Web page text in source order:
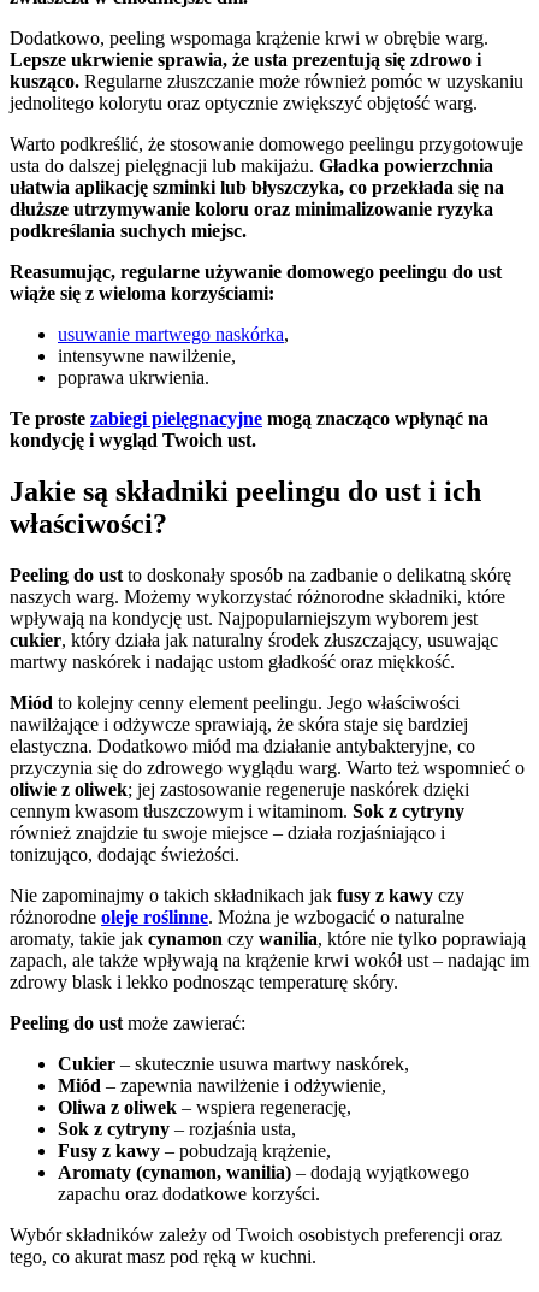
Dodatkowo, peeling wspomaga krążenie krwi w obrębie warg.
Lepsze ukrwienie sprawia, że usta prezentują się zdrowo i
kusząco. Regularne złuszczanie może również pomóc w uzyskaniu
jednolitego kolorytu oraz optycznie zwiększyć objętość warg.
Warto podkreślić, że stosowanie domowego peelingu przygotowuje
usta do dalszej pielęgnacji lub makijażu. Gładka powierzchnia
ułatwia aplikację szminki lub błyszczyka, co przekłada się na
dłuższe utrzymywanie koloru oraz minimalizowanie ryzyka
podkreślania suchych miejsc.
Reasumując, regularne używanie domowego peelingu do ust
wiąże się z wieloma korzyściami:
usuwanie martwego naskórka,
intensywne nawilżenie,
poprawa ukrwienia.
Te proste zabiegi pielęgnacyjne mogą znacząco wpłynąć na
kondycję i wygląd Twoich ust.
Jakie są składniki peelingu do ust i ich
właściwości?
Peeling do ust to doskonały sposób na zadbanie o delikatną skórę
naszych warg. Możemy wykorzystać różnorodne składniki, które
wpływają na kondycję ust. Najpopularniejszym wyborem jest
cukier, który działa jak naturalny środek złuszczający, usuwając
martwy naskórek i nadając ustom gładkość oraz miękkość.
Miód to kolejny cenny element peelingu. Jego właściwości
nawilżające i odżywcze sprawiają, że skóra staje się bardziej
elastyczna. Dodatkowo miód ma działanie antybakteryjne, co
przyczynia się do zdrowego wyglądu warg. Warto też wspomnieć o
oliwie z oliwek; jej zastosowanie regeneruje naskórek dzięki
cennym kwasom tłuszczowym i witaminom. Sok z cytryny
również znajdzie tu swoje miejsce – działa rozjaśniająco i
tonizująco, dodając świeżości.
Nie zapominajmy o takich składnikach jak fusy z kawy czy
różnorodne oleje roślinne. Można je wzbogacić o naturalne
aromaty, takie jak cynamon czy wanilia, które nie tylko poprawiają
zapach, ale także wpływają na krążenie krwi wokół ust – nadając im
zdrowy blask i lekko podnosząc temperaturę skóry.
Peeling do ust może zawierać:
Cukier – skutecznie usuwa martwy naskórek,
Miód – zapewnia nawilżenie i odżywienie,
Oliwa z oliwek – wspiera regenerację,
Sok z cytryny – rozjaśnia usta,
Fusy z kawy – pobudzają krążenie,
Aromaty (cynamon, wanilia) – dodają wyjątkowego
zapachu oraz dodatkowe korzyści.
Wybór składników zależy od Twoich osobistych preferencji oraz
tego, co akurat masz pod ręką w kuchni.